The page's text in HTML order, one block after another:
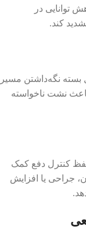
توانایی در
کند.
نگه‌داشتن مسیر
نشت ناخواسته
کنترل دفع کمک
جراحی یا افزایش